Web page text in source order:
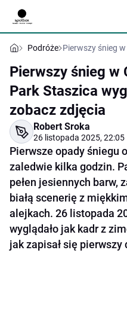
Podróże Pierwszy śnieg
Pierwszy śnieg w
Park Staszica
zobacz zdjęcia
Robert Sroka
26 listopada 2025, 22:05
Pierwsze opady śniegu
zaledwie kilka godzin.
pełen jesiennych barw,
białą scenerię z
alejkach. 26 listopada
wyglądało jak kadr z
jak zapisał się